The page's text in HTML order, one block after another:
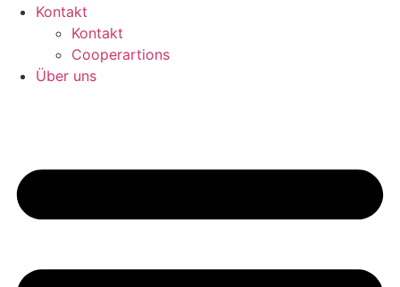
Kontakt
Kontakt
Cooperartions
Über uns